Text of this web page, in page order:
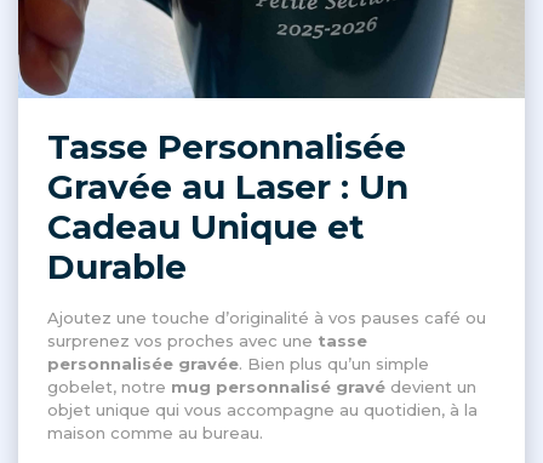
Tasse Personnalisée
Gravée au Laser : Un
Cadeau Unique et
Durable
Ajoutez une touche d’originalité à vos pauses café ou
surprenez vos proches avec une tasse
personnalisée gravée. Bien plus qu’un simple
gobelet, notre mug personnalisé gravé devient un
objet unique qui vous accompagne au quotidien, à la
maison comme au bureau.